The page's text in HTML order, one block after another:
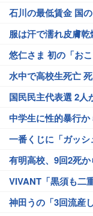
石川の最低賃金 国
服は汗で濡れ皮膚
悠仁さま 初の「お
水中で高校生死亡
国民民主代表選 2人
中学生に性的暴行か
一番くじに「ガッ
有明高校、9回2死
VIVANT「黒須も二
神田うの「3回流産